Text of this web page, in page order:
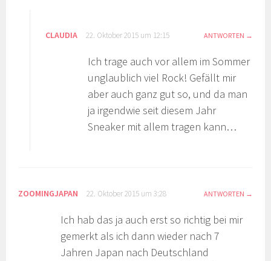
CLAUDIA 22. Oktober 2015 um 12:15 ANTWORTEN
Ich trage auch vor allem im Sommer
unglaublich viel Rock! Gefällt mir
aber auch ganz gut so, und da man
ja irgendwie seit diesem Jahr
Sneaker mit allem tragen kann…
ZOOMINGJAPAN 22. Oktober 2015 um 3:28 ANTWORTEN
Ich hab das ja auch erst so richtig bei mir
gemerkt als ich dann wieder nach 7
Jahren Japan nach Deutschland